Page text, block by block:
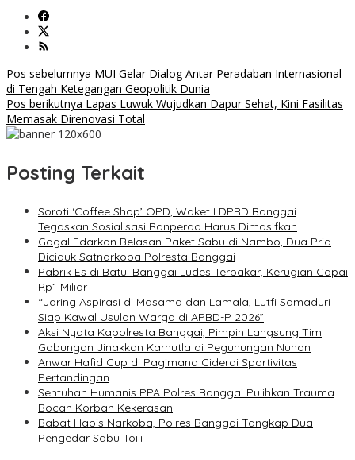
Navigasi
pos
Pos sebelumnya MUI Gelar Dialog Antar Peradaban Internasional
di Tengah Ketegangan Geopolitik Dunia
Pos berikutnya Lapas Luwuk Wujudkan Dapur Sehat, Kini Fasilitas
Memasak Direnovasi Total
Posting Terkait
Soroti ‘Coffee Shop’ OPD, Waket I DPRD Banggai
Tegaskan Sosialisasi Ranperda Harus Dimasifkan
Gagal Edarkan Belasan Paket Sabu di Nambo, Dua Pria
Diciduk Satnarkoba Polresta Banggai
Pabrik Es di Batui Banggai Ludes Terbakar, Kerugian Capai
Rp1 Miliar
“Jaring Aspirasi di Masama dan Lamala, Lutfi Samaduri
Siap Kawal Usulan Warga di APBD-P 2026”
Aksi Nyata Kapolresta Banggai, Pimpin Langsung Tim
Gabungan Jinakkan Karhutla di Pegunungan Nuhon
Anwar Hafid Cup di Pagimana Ciderai Sportivitas
Pertandingan
Sentuhan Humanis PPA Polres Banggai Pulihkan Trauma
Bocah Korban Kekerasan
Babat Habis Narkoba, Polres Banggai Tangkap Dua
Pengedar Sabu Toili